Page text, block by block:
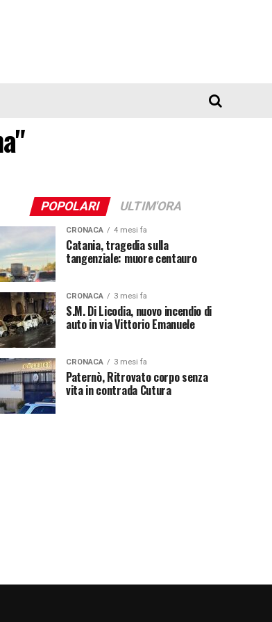
POPOLARI ULTIM'ORA
CRONACA 4 mesi fa
Catania, tragedia sulla
tangenziale: muore centauro
CRONACA 3 mesi fa
S.M. Di Licodia, nuovo incendio di
auto in via Vittorio Emanuele
CRONACA 3 mesi fa
Paternò, Ritrovato corpo senza
vita in contrada Cutura